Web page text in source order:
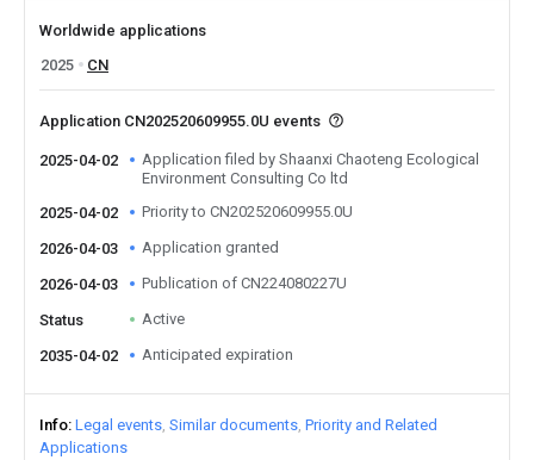
Worldwide applications
2025
CN
Application CN202520609955.0U events
2025-04-02
Application filed by Shaanxi Chaoteng Ecological
Environment Consulting Co ltd
2025-04-02
Priority to CN202520609955.0U
2026-04-03 Application granted
2026-04-03 Publication of CN224080227U
Status Active
2035-04-02 Anticipated expiration
Info Legal events Similar documents Priority and Related
Applications